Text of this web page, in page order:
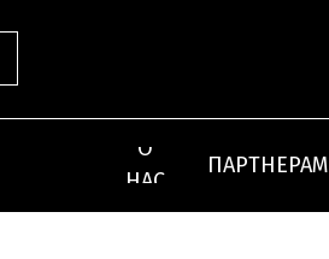
О
НАС
ПАРТНЕРАМ